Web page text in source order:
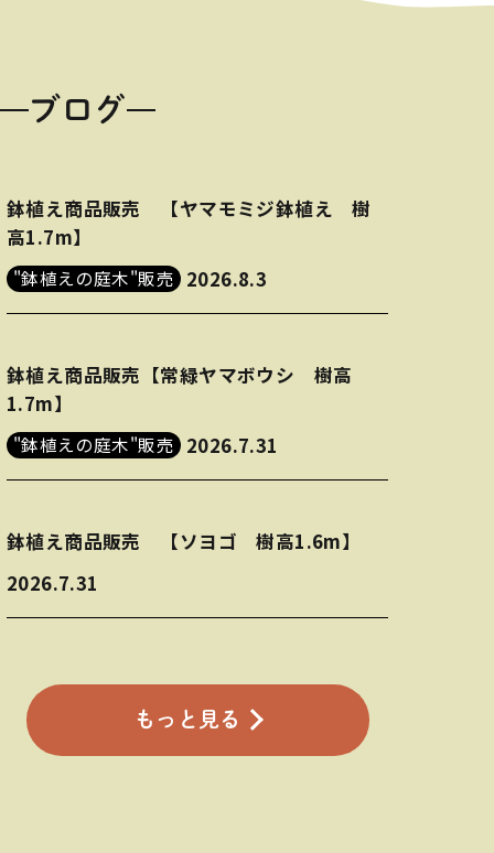
ブログ
鉢植え商品販売 【ヤマモミジ鉢植え 樹
高1.7m】
"鉢植えの庭木"販売 2026.8.3
鉢植え商品販売【常緑ヤマボウシ 樹高
1.7m】
"鉢植えの庭木"販売 2026.7.31
鉢植え商品販売 【ソヨゴ 樹高1.6m】
2026.7.31
もっと見る